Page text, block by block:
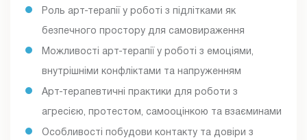
Роль арт-терапії у роботі з підлітками як
безпечного простору для самовираження
Можливості арт-терапії у роботі з емоціями,
внутрішніми конфліктами та напруженням
Арт-терапевтичні практики для роботи з
агресією, протестом, самооцінкою та взаєминами
Особливості побудови контакту та довіри з